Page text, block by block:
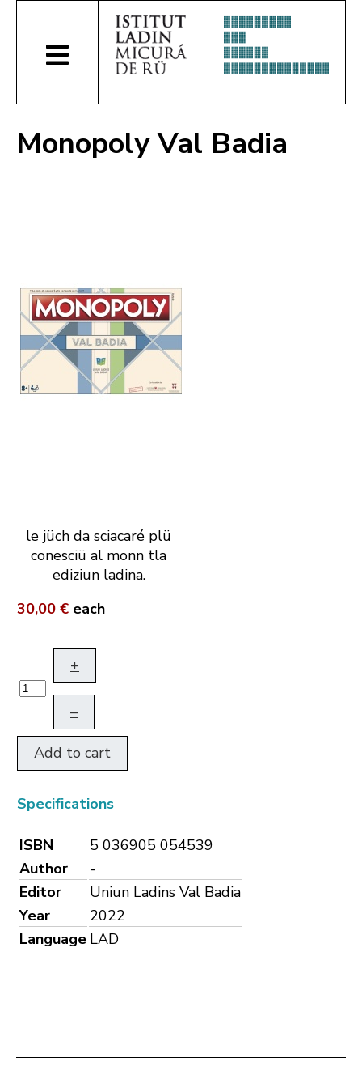
Monopoly Val Badia
le jüch da sciacaré plü
conesciü al monn tla
ediziun ladina.
30,00 € each
+
–
Add to cart
Specifications
ISBN
5 036905 054539
Author
-
Editor
Uniun Ladins Val Badia
Year
2022
Language LAD